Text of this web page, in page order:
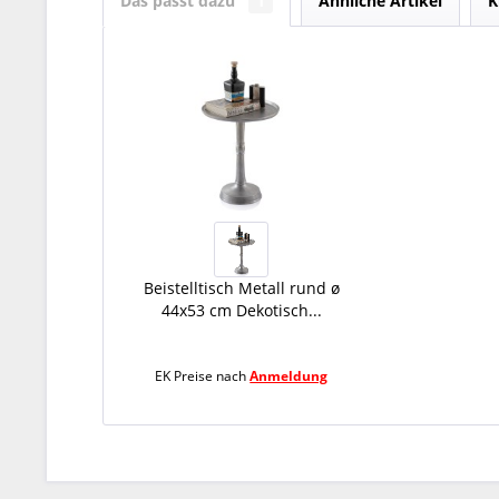
Beistelltisch Metall rund ø
44x53 cm Dekotisch...
EK Preise nachAnmeldung